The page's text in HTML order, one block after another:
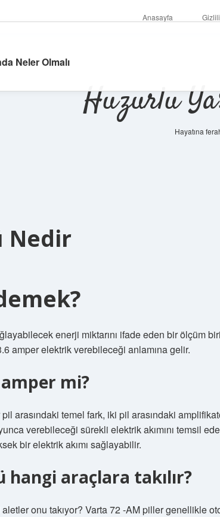
Anasayfa
Huzurlu
Hayatına
Nedir
enerji miktarını ifade eden bir ölçüm
amper elektrik verebileceği anlamına gelir.
mi?
arasındaki temel fark, iki pil arasındaki
verebileceği sürekli elektrik akımını temsil
bir elektrik akımı sağlayabilir.
hangi araçlara takılır?
onu takıyor? Varta 72 -AM piller genellikle
Neler Olmalı